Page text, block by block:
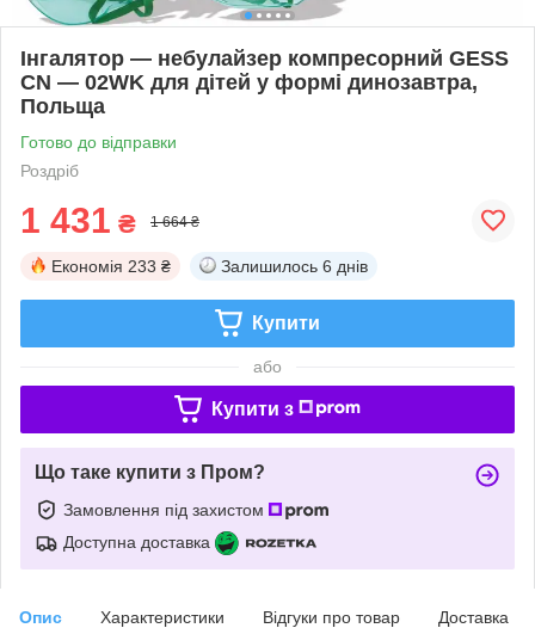
Інгалятор — небулайзер компресорний GESS
CN — 02WK для дітей у формі динозавтра,
Польща
Готово до відправки
Роздріб
1 431 ₴ 1 664 ₴
Економія 233 ₴ Залишилось 6 днів
Купити
або
Купити з
Що таке купити з Пром?
Замовлення під захистом
Доступна доставка
Опис Характеристики Відгуки про товар Доставка